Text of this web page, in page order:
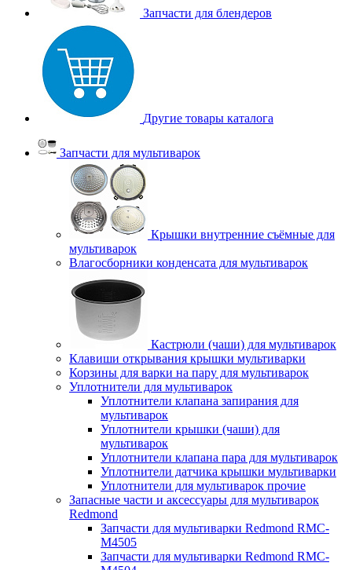
Запчасти для блендеров
Другие товары каталога
Запчасти для мультиварок
Крышки внутренние съёмные для
мультиварок
Влагосборники конденсата для мультиварок
Кастрюли (чаши) для мультиварок
Клавиши открывания крышки мультиварки
Корзины для варки на пару для мультиварок
Уплотнители для мультиварок
Уплотнители клапана запирания для
мультиварок
Уплотнители крышки (чаши) для
мультиварок
Уплотнители клапана пара для мультиварок
Уплотнители датчика крышки мультиварки
Уплотнители для мультиварок прочие
Запасные части и аксессуары для мультиварок
Redmond
Запчасти для мультиварки Redmond RMC-
M4505
Запчасти для мультиварки Redmond RMC-